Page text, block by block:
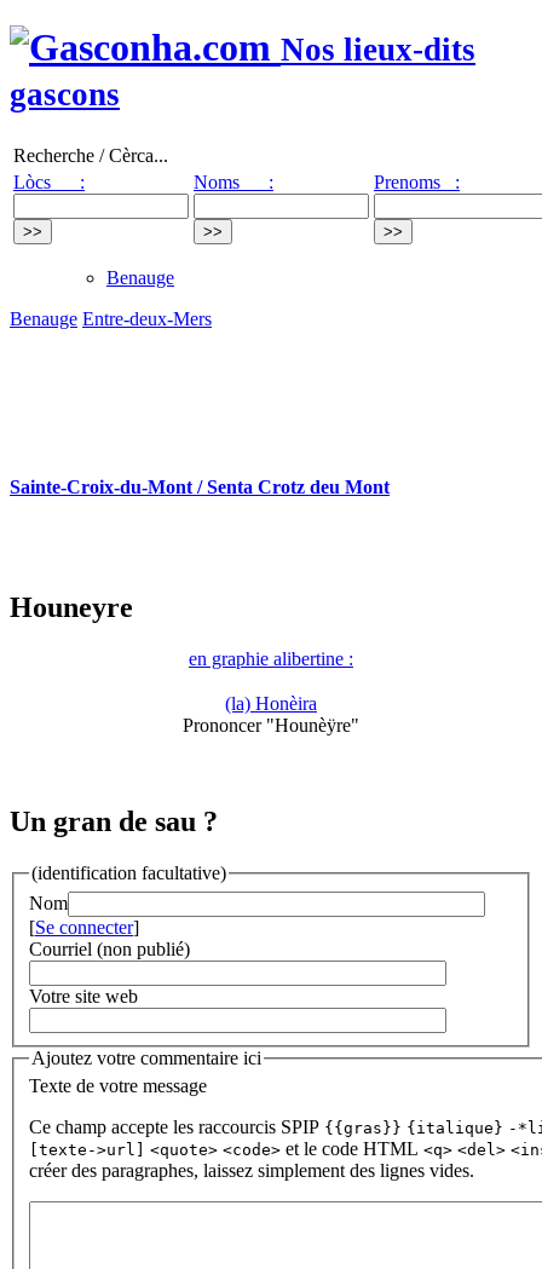
Nos lieux-dits
gascons
Recherche / Cèrca...
Lòcs :
Noms : Prenoms :
Benauge
Benauge Entre-deux-Mers
Sainte-Croix-du-Mont / Senta Crotz deu Mont
Houneyre
en graphie alibertine :
(la) Honèira
Prononcer "Hounèÿre"
Un gran de sau ?
(identification facultative)
Nom
[Se connecter]
Courriel (non publié)
Votre site web
Ajoutez votre commentaire ici
Texte de votre message
Ce champ accepte les raccourcis SPIP {{gras}} {italique} -
[texte->url]
<quote> <code> et le code HTML <q> <del>
créer des paragraphes, laissez simplement des lignes vides.